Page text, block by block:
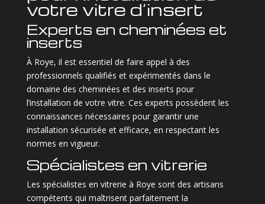
votre vitre d’insert
Experts en cheminées et
inserts
À Roye, il est essentiel de faire appel à des
professionnels qualifiés et expérimentés dans le
domaine des cheminées et des inserts pour
l’installation de votre vitre. Ces experts possèdent les
connaissances nécessaires pour garantir une
installation sécurisée et efficace, en respectant les
normes en vigueur.
Spécialistes en vitrerie
Les spécialistes en vitrerie à Roye sont des artisans
compétents qui maîtrisent parfaitement la